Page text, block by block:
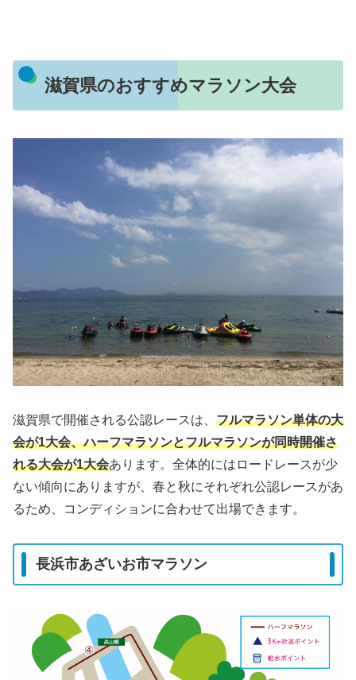
滋賀県のおすすめマラソン大会
滋賀県で開催される公認レースは、 フルマラソン単体の大
会が1大会、ハーフマラソンとフルマラソンが同時開催さ
れる大会が1大会あります。全体的にはロードレースが少
ない傾向にありますが、春と秋にそれぞれ公認レースがあ
るため、コンディションに合わせて出場できます。
長浜市あざいお市マラソン